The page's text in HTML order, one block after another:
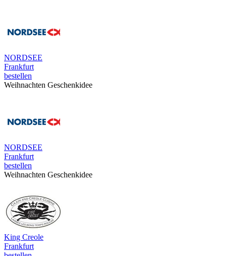
NORDSEE
Frankfurt
bestellen
Weihnachten Geschenkidee
NORDSEE
Frankfurt
bestellen
Weihnachten Geschenkidee
King Creole
Frankfurt